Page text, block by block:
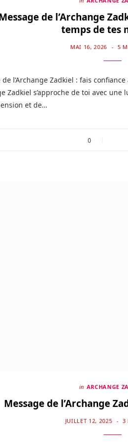
de l’Archange
temps de tes
MAI 16, 2026 5
de l’Archange Zadkiel : fais
Zadkiel s’approche de toi avec
et de…
0
in ARCHANGE
Message de l’Archange
JUILLET 12, 2025 3